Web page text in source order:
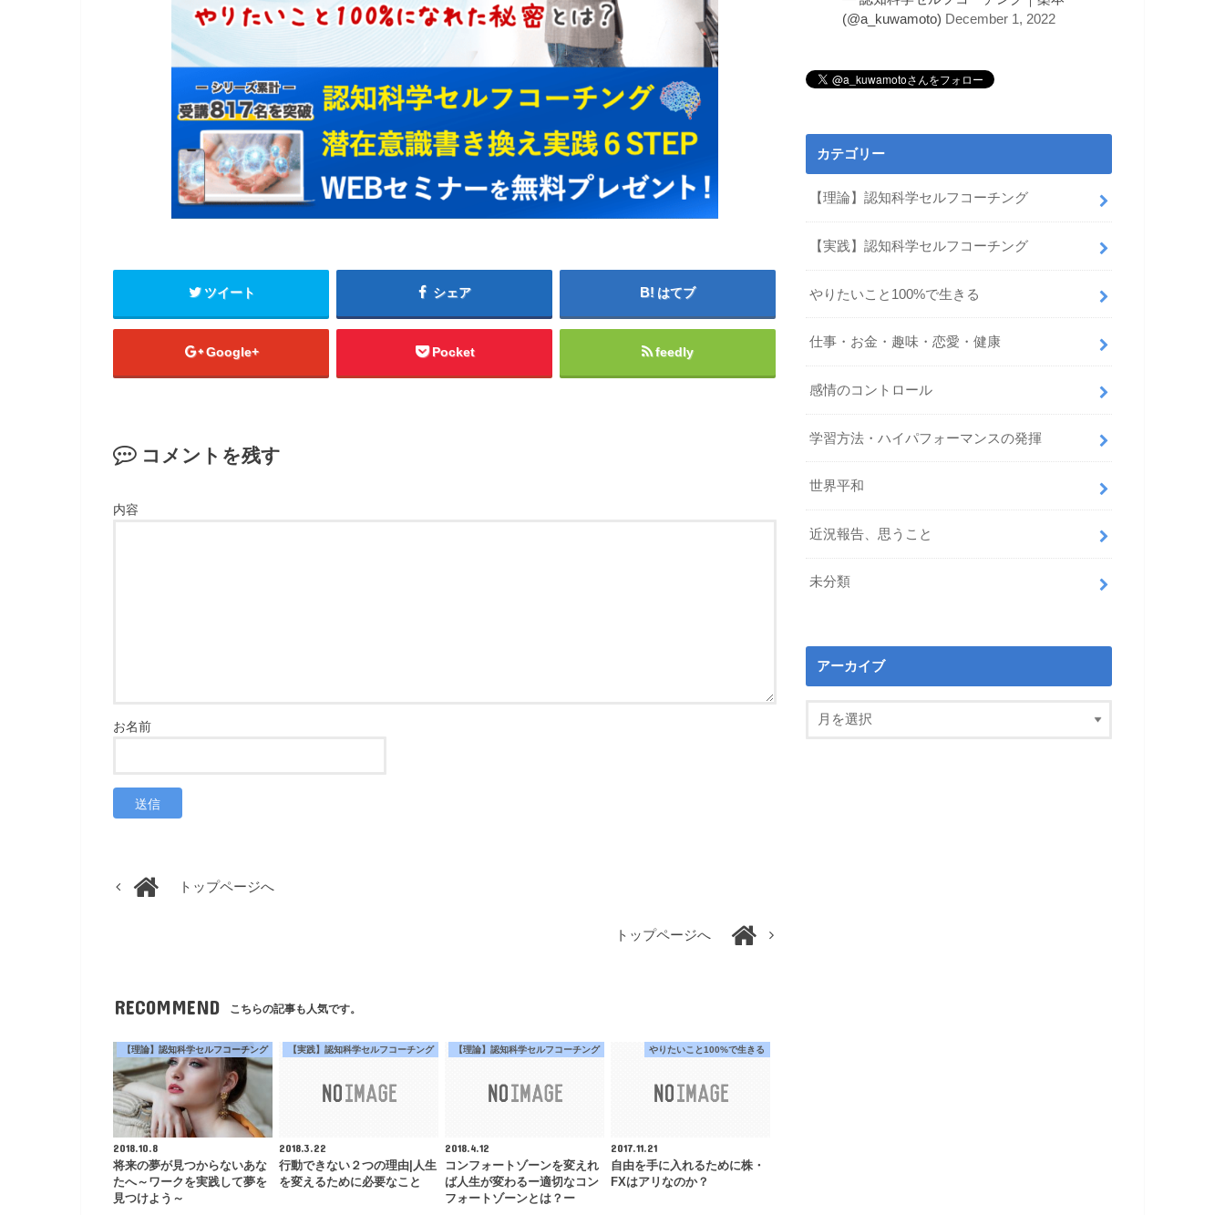
ツイート シェア はてブ
Google+ Pocket feedly
コメントを残す
トップページへ
トップページへ
RECOMMEND こちらの記事も人気です。
【理論】認知科学セルフコーチング
2018.10.8
将来の夢が見つからないあな
たへ～ワークを実践して夢を
見つけよう～
【実践】認知科学セルフコーチング
2018.3.22
行動できない２つの理由|人生
を変えるために必要なこと
【理論】認知科学セルフコーチング
2018.4.12
コンフォートゾーンを変えれ
ば人生が変わるー適切なコン
フォートゾーンとは？ー
やりたいこと100%で生きる
2017.11.21
自由を手に入れるために株・
FXはアリなのか？
(@a_kuwamoto) December 1, 2022
カテゴリー
【理論】認知科学セルフコーチング
【実践】認知科学セルフコーチング
やりたいこと100%で生きる
仕事・お金・趣味・恋愛・健康
感情のコントロール
学習方法・ハイパフォーマンスの発揮
世界平和
近況報告、思うこと
未分類
アーカイブ